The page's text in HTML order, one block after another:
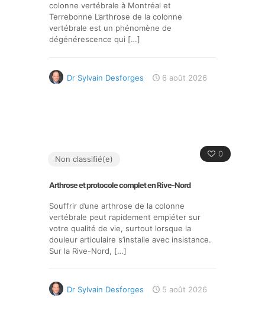
colonne vertébrale à Montréal et
Terrebonne L’arthrose de la colonne
vertébrale est un phénomène de
dégénérescence qui […]
Dr Sylvain Desforges 6 août 2026
0
Non classifié(e)
Arthrose et protocole complet en Rive-Nord
Souffrir d’une arthrose de la colonne
vertébrale peut rapidement empiéter sur
votre qualité de vie, surtout lorsque la
douleur articulaire s’installe avec insistance.
Sur la Rive-Nord, […]
Dr Sylvain Desforges 5 août 2026